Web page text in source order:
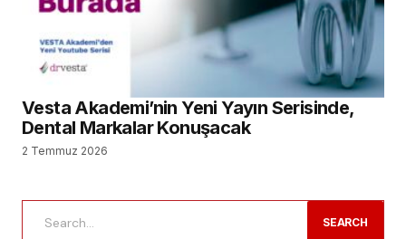
Vesta Akademi’nin Yeni Yayın Serisinde,
Dental Markalar Konuşacak
2 Temmuz 2026
SEARCH